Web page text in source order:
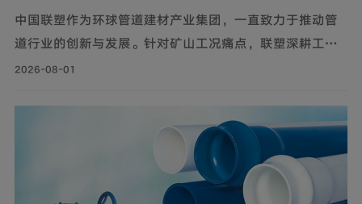
中国联塑作为环球管道建材产业集团，一直致力于推动管
道行业的创新与发展。针对矿山工况痛点，联塑深耕工业
流体输送管道领域，为解决煤矿井下钢制管道腐蚀严重、
层、钢帘线增强层、聚乙烯外管层复合而成。
2026-08-01